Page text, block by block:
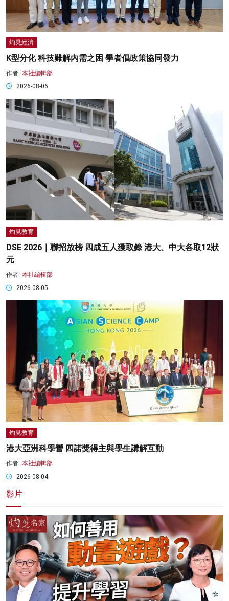
灼見經濟
K型分化 科技難解內需之困 學者倡政策協同發力
作者: 本社編輯部
2026-08-06
灼見教育
DSE 2026｜聯招放榜 四成五人獲取錄 港大、中大各取12狀
元
作者: 本社編輯部
2026-08-05
灼見教育
港大亞洲科學營 四諾獎得主與學生講解互動
作者: 本社編輯部
2026-08-04
影片